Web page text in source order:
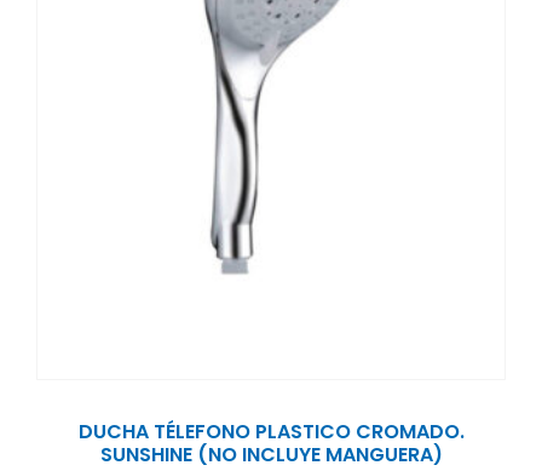
DUCHA TÉLEFONO PLASTICO CROMADO.
SUNSHINE (NO INCLUYE MANGUERA)